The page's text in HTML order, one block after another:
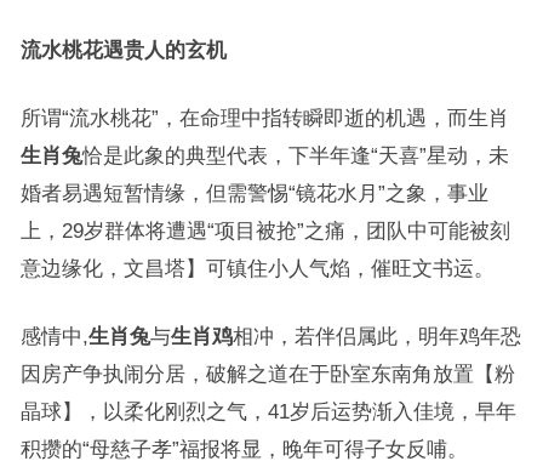
流水桃花遇贵人的玄机
所谓“流水桃花”，在命理中指转瞬即逝的机遇，而生肖
生肖兔恰是此象的典型代表，下半年逢“天喜”星动，未
婚者易遇短暂情缘，但需警惕“镜花水月”之象，事业
上，29岁群体将遭遇“项目被抢”之痛，团队中可能被刻
意边缘化，文昌塔】可镇住小人气焰，催旺文书运。
感情中,生肖兔与生肖鸡相冲，若伴侣属此，明年鸡年恐
因房产争执闹分居，破解之道在于卧室东南角放置【粉
晶球】，以柔化刚烈之气，41岁后运势渐入佳境，早年
积攒的“母慈子孝”福报将显，晚年可得子女反哺。